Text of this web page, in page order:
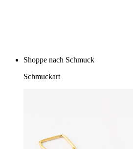
Shoppe nach Schmuck
Schmuckart